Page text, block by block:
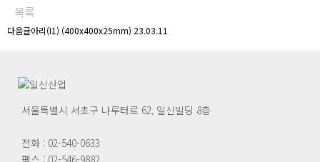
목록
다음글아리(I1) (400x400x25mm) 23.03.11
서울특별시 서초구 나루터로 62, 일신빌딩 8층
전화 : 02-540-0633